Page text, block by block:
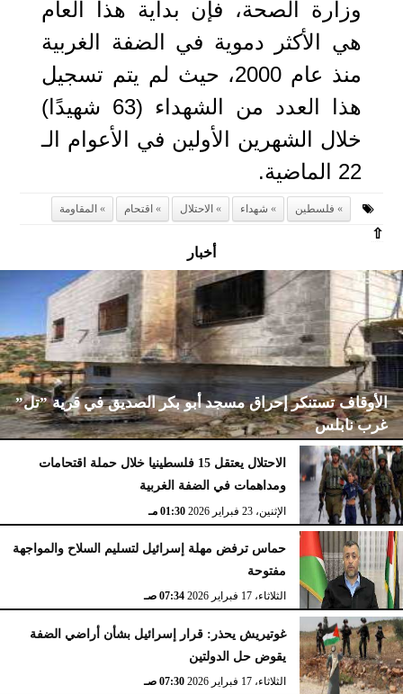
وزارة الصحة، فإن بداية هذا العام
هي الأكثر دموية في الضفة الغربية
منذ عام 2000، حيث لم يتم تسجيل
هذا العدد من الشهداء (63 شهيدًا)
خلال الشهرين الأولين في الأعوام الـ
22 الماضية.
فلسطين شهداء الاحتلال اقتحام المقاومة
⇧
أخبار
الأوقاف تستنكر إحراق مسجد أبو بكر الصديق في قرية ”تل”
غرب نابلس
الإثنين، 23 فبراير 2026 02:15 مـ
الاحتلال يعتقل 15 فلسطينيا خلال حملة اقتحامات
ومداهمات في الضفة الغربية
الإثنين، 23 فبراير 2026 01:30 مـ
حماس ترفض مهلة إسرائيل لتسليم السلاح والمواجهة
مفتوحة
الثلاثاء، 17 فبراير 2026 07:34 صـ
غوتيريش يحذر: قرار إسرائيل بشأن أراضي الضفة
يقوض حل الدولتين
الثلاثاء، 17 فبراير 2026 07:30 صـ